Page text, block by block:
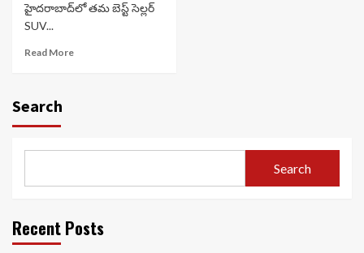
హైదరాబాద్‌లో తమ బెస్ట్ సెల్లర్
SUV...
Read More
Search
Search
Recent Posts